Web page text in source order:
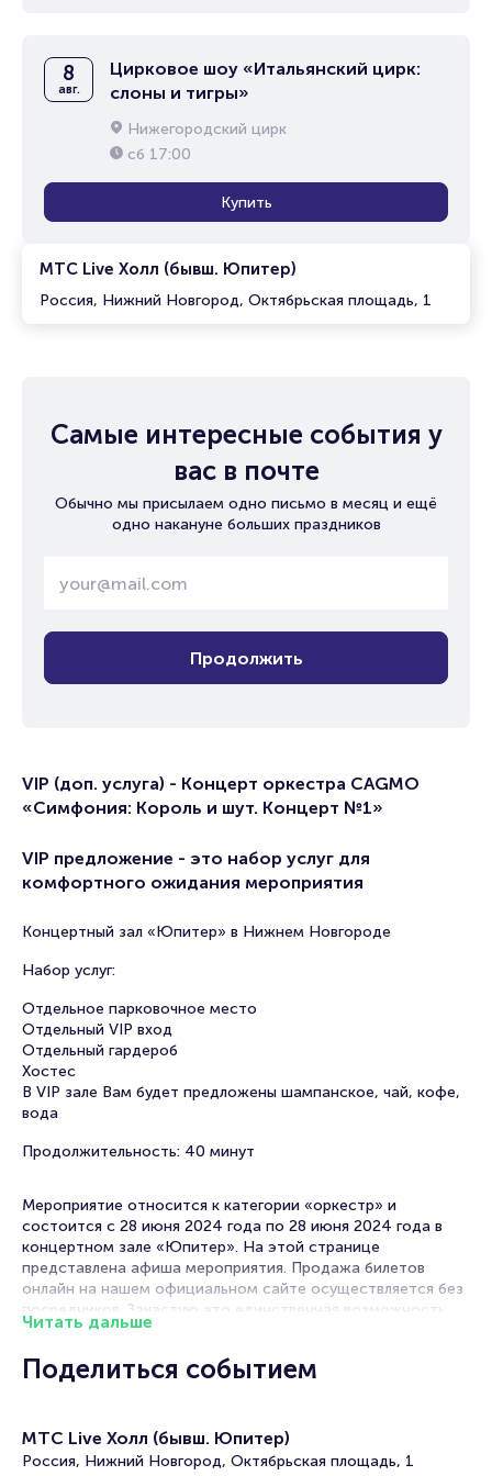
МТС Live Холл (бывш. Юпитер)
Россия, Нижний Новгород, Октябрьская площадь, 1
8
авг.
Цирковое шоу «Итальянский цирк:
слоны и тигры»
Нижегородский цирк
сб 17:00
Купить
Самые интересные события у
вас в почте
Обычно мы присылаем одно письмо в месяц и ещё
одно накануне больших праздников
Продолжить
VIP (доп. услуга) - Концерт оркестра CAGMO
«Симфония: Король и шут. Концерт №1»
VIP предложение - это набор услуг для
комфортного ожидания мероприятия
Концертный зал «Юпитер» в Нижнем Новгороде
Набор услуг:
Отдельное парковочное место
Отдельный VIP вход
Отдельный гардероб
Хостес
В VIP зале Вам будет предложены шампанское, чай, кофе,
вода
Продолжительность: 40 минут
Мероприятие относится к категории «оркестр» и
состоится с 28 июня 2024 года по 28 июня 2024 года в
концертном зале «Юпитер». На этой странице
представлена афиша мероприятия. Продажа билетов
онлайн на нашем официальном сайте осуществляется без
посредников. Зачастую это единственная возможность
достать билет на выступление оркестра.
Билеты на VIP (доп. услугу) - Концерт оркестра
Portalbilet – удобный и надежный сервис для покупки и
продажи билетов на мероприятия разного формата.
Читать дальше
Поделиться событием
МТС Live Холл (бывш. Юпитер)
Россия, Нижний Новгород, Октябрьская площадь, 1